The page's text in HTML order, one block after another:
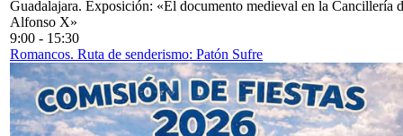
Guadalajara. Exposición: «El documento medieval en la Cancillería
Alfonso X»
9:00 - 15:30
Romancos. Ruta de senderismo: Patón Sufre